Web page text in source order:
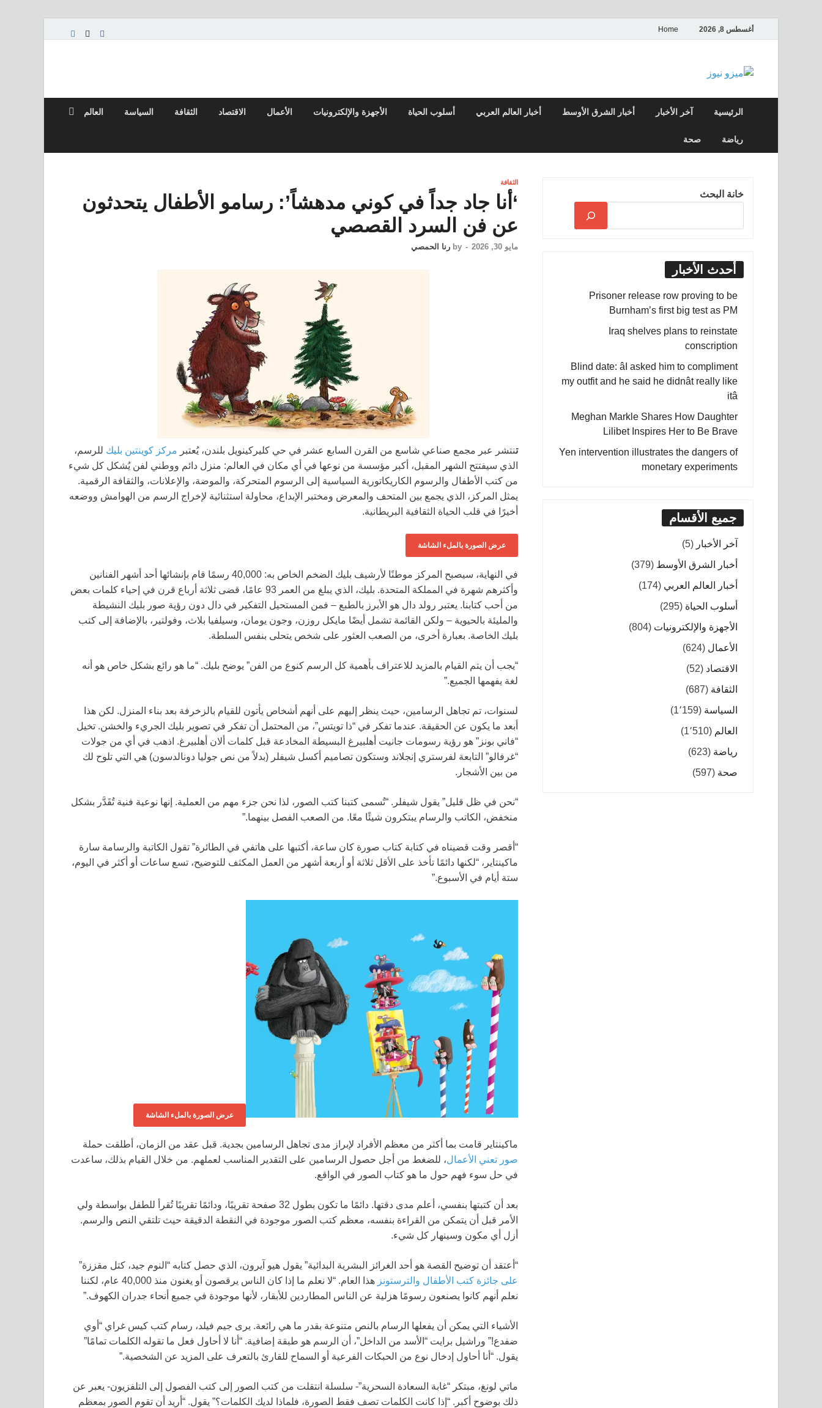
أغسطس 8, 2026 Home
ميزو نيوز
الرئيسية آخر الأخبار أخبار الشرق الأوسط أخبار العالم العربي أسلوب الحياة الأجهزة والإلكترونيات الأعمال الاقتصاد الثقافة السياسة العالم
رياضة صحة
الثقافة
‘أنا جاد جداً في كوني مدهشاً’: رسامو الأطفال يتحدثون
عن فن السرد القصصي
مايو 30, 2026 -
by رنا الحمصي
تنتشر عبر مجمع صناعي شاسع من القرن السابع عشر في حي كليركينويل بلندن، يُعتبر مركز كوينتين بليك للرسم،
الذي سيفتتح الشهر المقبل، أكبر مؤسسة من نوعها في أي مكان في العالم: منزل دائم ووطني لفن يُشكل كل شيء
من كتب الأطفال والرسوم الكاريكاتورية السياسية إلى الرسوم المتحركة، والموضة، والإعلانات، والثقافة الرقمية.
يمثل المركز، الذي يجمع بين المتحف والمعرض ومختبر الإبداع، محاولة استثنائية لإخراج الرسم من الهوامش ووضعه
أخيرًا في قلب الحياة الثقافية البريطانية.
عرض الصورة بالملء الشاشة
في النهاية، سيصبح المركز موطنًا لأرشيف بليك الضخم الخاص به: 40,000 رسمًا قام بإنشائها أحد أشهر الفنانين
وأكثرهم شهرة في المملكة المتحدة. بليك، الذي يبلغ من العمر 93 عامًا، قضى ثلاثة أرباع قرن في إحياء كلمات بعض
من أحب كتابنا. يعتبر رولد دال هو الأبرز بالطبع – فمن المستحيل التفكير في دال دون رؤية صور بليك النشيطة
والمليئة بالحيوية – ولكن القائمة تشمل أيضًا مايكل روزن، وجون يومان، وسيلفيا بلاث، وفولتير، بالإضافة إلى كتب
بليك الخاصة. بعبارة أخرى، من الصعب العثور على شخص يتحلى بنفس السلطة.
“يجب أن يتم القيام بالمزيد للاعتراف بأهمية كل الرسم كنوع من الفن” يوضح بليك. “ما هو رائع بشكل خاص هو أنه
لغة يفهمها الجميع.”
لسنوات، تم تجاهل الرسامين، حيث ينظر إليهم على أنهم أشخاص يأتون للقيام بالزخرفة بعد بناء المنزل. لكن هذا
أبعد ما يكون عن الحقيقة. عندما تفكر في “ذا تويتس”، من المحتمل أن تفكر في تصوير بليك الجريء والخشن. تخيل
“فاني بونز” هو رؤية رسومات جانيت أهلبيرغ البسيطة المخادعة قبل كلمات ألان أهلبيرغ. اذهب في أي من جولات
“غرفالو” التابعة لفرستري إنجلاند وستكون تصاميم أكسل شيفلر (بدلاً من نص جوليا دونالدسون) هي التي تلوح لك
من بين الأشجار.
“نحن في ظل قليل” يقول شيفلر. “تُسمى كتبنا كتب الصور، لذا نحن جزء مهم من العملية. إنها نوعية فنية تُقَدَّر بشكل
منخفض، الكاتب والرسام يبتكرون شيئًا معًا. من الصعب الفصل بينهما.”
“أقصر وقت قضيناه في كتابة كتاب صورة كان ساعة، أكتبها على هاتفي في الطائرة” تقول الكاتبة والرسامة سارة
ماكينتاير، “لكنها دائمًا تأخذ على الأقل ثلاثة أو أربعة أشهر من العمل المكثف للتوضيح، تسع ساعات أو أكثر في اليوم،
ستة أيام في الأسبوع.”
عرض الصورة بالملء الشاشة
ماكينتاير قامت بما أكثر من معظم الأفراد لإبراز مدى تجاهل الرسامين بجدية. قبل عقد من الزمان، أطلقت حملة
صور تعني الأعمال، للضغط من أجل حصول الرسامين على التقدير المناسب لعملهم. من خلال القيام بذلك، ساعدت
في حل سوء فهم حول ما هو كتاب الصور في الواقع.
بعد أن كتبتها بنفسي، أعلم مدى دقتها. دائمًا ما تكون بطول 32 صفحة تقريبًا، ودائمًا تقريبًا تُقرأ للطفل بواسطة ولي
الأمر قبل أن يتمكن من القراءة بنفسه، معظم كتب الصور موجودة في النقطة الدقيقة حيث تلتقي النص والرسم.
أزل أي مكون وسينهار كل شيء.
“أعتقد أن توضيح القصة هو أحد الغرائز البشرية البدائية” يقول هيو آيرون، الذي حصل كتابه “النوم جيد، كتل مقززة”
على جائزة كتب الأطفال والترستونز
هذا العام. “لا نعلم ما إذا كان الناس يرقصون أو يغنون منذ 40,000 عام، لكننا
نعلم أنهم كانوا يصنعون رسومًا هزلية عن الناس المطاردين للأبقار، لأنها موجودة في جميع أنحاء جدران الكهوف.”
الأشياء التي يمكن أن يفعلها الرسام بالنص متنوعة بقدر ما هي رائعة. يرى جيم فيلد، رسام كتب كيس غراي “أوي
ضفدع!” وراشيل برايت “الأسد من الداخل”، أن الرسم هو طبقة إضافية. “أنا لا أحاول فعل ما تقوله الكلمات تمامًا”
يقول. “أنا أحاول إدخال نوع من الحبكات الفرعية أو السماح للقارئ بالتعرف على المزيد عن الشخصية.”
ماتي لونغ، مبتكر “غابة السعادة السحرية”- سلسلة انتقلت من كتب الصور إلى كتب الفصول إلى التلفزيون- يعبر عن
ذلك بوضوح أكبر. “إذا كانت الكلمات تصف فقط الصورة، فلماذا لديك الكلمات؟” يقول. “أريد أن تقوم الصور بمعظم
خانة البحث
أحدث الأخبار
Prisoner release row proving to be
Burnham’s first big test as PM
Iraq shelves plans to reinstate
conscription
Blind date: âI asked him to compliment
my outfit and he said he didnât really like
itâ
Meghan Markle Shares How Daughter
Lilibet Inspires Her to Be Brave
Yen intervention illustrates the dangers of
monetary experiments
جميع الأقسام
آخر الأخبار (5)
أخبار الشرق الأوسط (379)
أخبار العالم العربي (174)
أسلوب الحياة (295)
الأجهزة والإلكترونيات (804)
الأعمال (624)
الاقتصاد (52)
الثقافة (687)
السياسة (1٬159)
العالم (1٬510)
رياضة (623)
صحة (597)